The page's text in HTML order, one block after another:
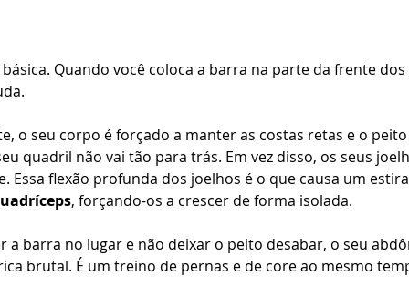
Quando você coloca a barra na parte da frente
o seu corpo é forçado a manter as costas retas e o
quadril não vai tão para trás. Em vez disso, os seus
Essa flexão profunda dos joelhos é o que causa um
, forçando-os a crescer de forma isolada.
a barra no lugar e não deixar o peito desabar, o seu
brutal. É um treino de pernas e de core ao mesmo